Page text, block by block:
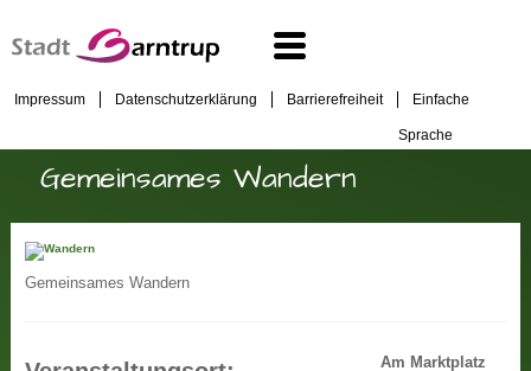
Impressum Datenschutzerklärung Barrierefreiheit Einfache
Sprache
Gemeinsames Wandern
Gemeinsames Wandern
Am Marktplatz